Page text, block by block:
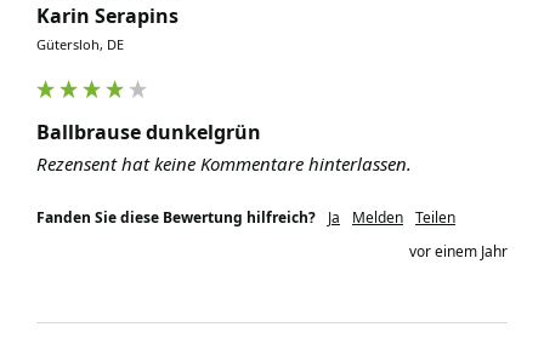
Karin Serapins
Gütersloh, DE
Ballbrause dunkelgrün
Rezensent hat keine Kommentare hinterlassen.
Fanden Sie diese Bewertung hilfreich? Ja Melden Teilen
vor einem Jahr